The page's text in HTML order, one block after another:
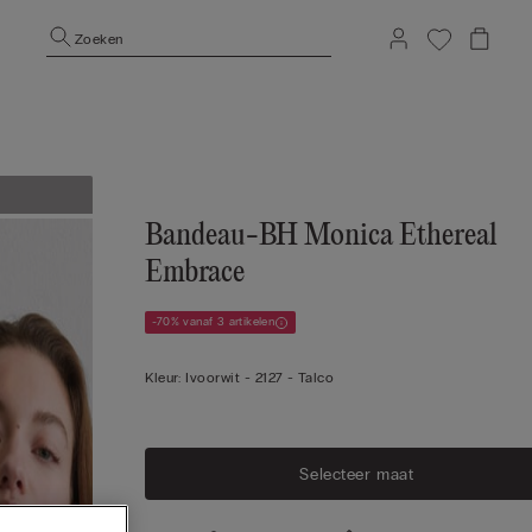
Zoeken
Bandeau-BH Monica Ethereal
Embrace
-70% vanaf 3 artikelen
Kleur: Ivoorwit - 2127 - Talco
Selecteer maat